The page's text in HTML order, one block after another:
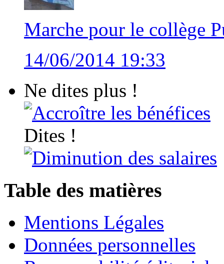
Marche pour le collège
14/06/2014 19:33
Ne dites plus !
Accroître les bénéfices
Dites !
Diminution des salaires
Table des matières
Mentions Légales
Données personnelles